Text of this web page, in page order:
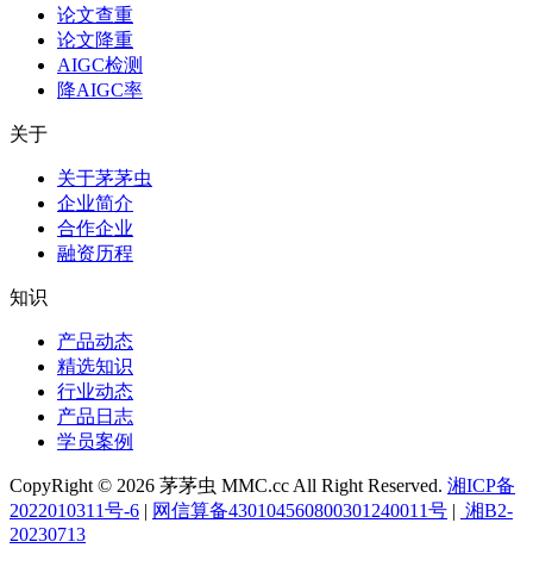
论文查重
论文降重
AIGC检测
降AIGC率
关于
关于茅茅虫
企业简介
合作企业
融资历程
知识
产品动态
精选知识
行业动态
产品日志
学员案例
CopyRight © 2026 茅茅虫 MMC.cc All Right Reserved. 湘ICP备
2022010311号-6 | 网信算备430104560800301240011号 | 湘B2-
20230713